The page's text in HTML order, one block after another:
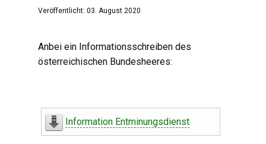
Veröffentlicht: 03. August 2020
Anbei ein Informationsschreiben des
österreichischen Bundesheeres:
Information Entminungsdienst